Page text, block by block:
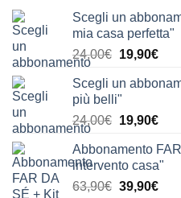
Scegli un
mia casa perfetta"
24,00€ Il
originale
24,00€.
19,90€Il
Scegli un
più belli"
24,00€ Il
originale
era:
24,00€.
19,90€Il
è:
Abbonamento
intervento casa"
63,90€ Il
39,90€Il